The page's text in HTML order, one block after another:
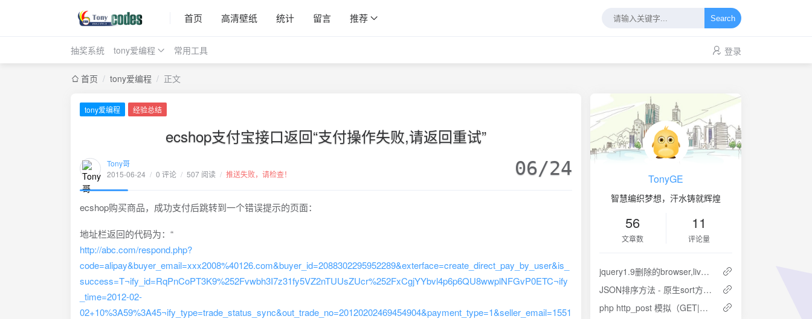
首页 高清壁纸 统计 留言 推荐 Search
抽奖系统 tony爱编程 常用工具 登录
首页 / tony爱编程 / 正文
tony爱编程 经验总结
ecshop支付宝接口返回“支付操作失败,请返回重试”
Tony哥
2015-06-24 / 0 评论 / 507 阅读 / 推送失败，请检查！ 06/24
ecshop购买商品，成功支付后跳转到一个错误提示的页面：
地址栏返回的代码为：“
http://abc.com/respond.php?
code=alipay&buyer_email=xxx2008%40126.com&buyer_id=2088302295952289&exterface=create_direct_pay_by_user&is_
success=T¬ify_id=RqPnCoPT3K9%252Fvwbh3I7z31fy5VZ2nTUUsZUcr%252FxCgjYYbvl4p6p6QU8wwplNFGvP0ETC¬ify
_time=2012-02-
02+10%3A59%3A45¬ify_type=trade_status_sync&out_trade_no=20120202469454904&payment_type=1&seller_email=1551
TonyGE
智慧编织梦想，汗水铸就辉煌
56
文章数
11
评论量
jquery1.9删除的browser,live,die,sub,toggle的替换方法
JSON排序方法 - 原生sort方法扩展
php http_post 模拟（GET|POST|DELETE|PUT）提交相关函数分享